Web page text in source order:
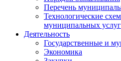
Перечень
Технологические
муниципальных услуг
Деятельность
Государственные и
Экономика